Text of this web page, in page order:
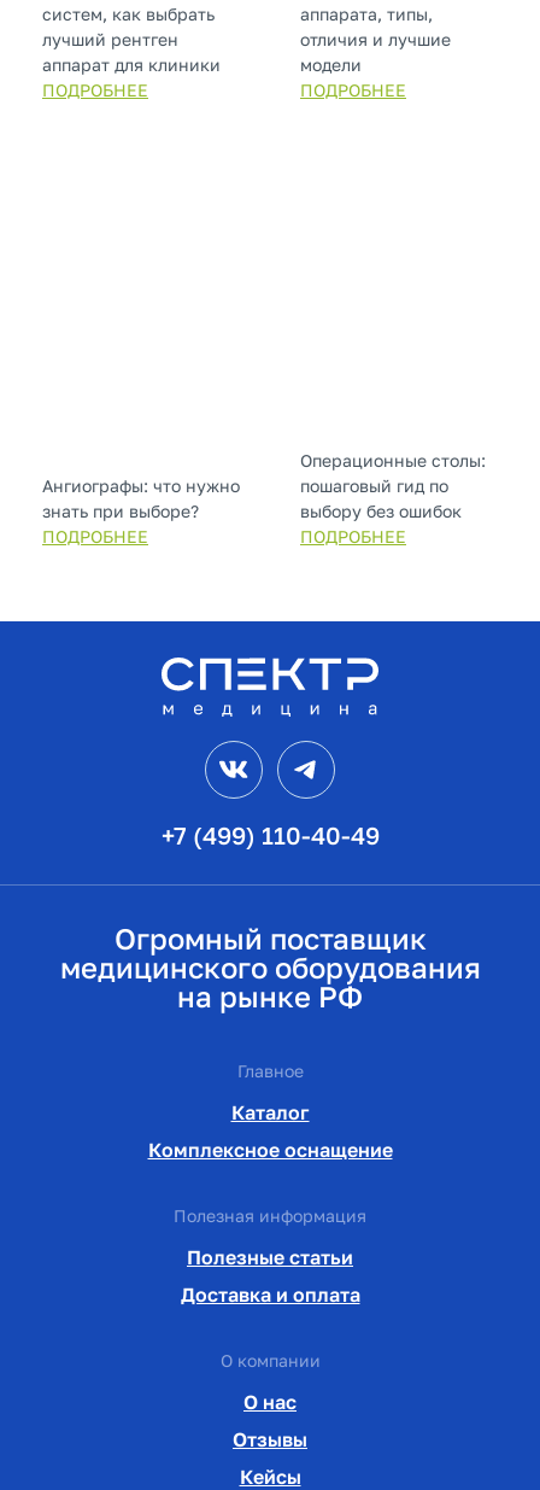
систем, как выбрать
лучший рентген
аппарат для клиники
ПОДРОБНЕЕ
аппарата, типы,
отличия и лучшие
модели
ПОДРОБНЕЕ
Ангиографы: что нужно
знать при выборе?
ПОДРОБНЕЕ
Операционные столы:
пошаговый гид по
выбору без ошибок
ПОДРОБНЕЕ
+7 (499) 110-40-49
VK
Огромный поставщик
медицинского оборудования
на рынке РФ
Главное
Каталог
Комплексное оснащение
Полезная информация
Полезные статьи
Доставка и оплата
О компании
О нас
Отзывы
Кейсы